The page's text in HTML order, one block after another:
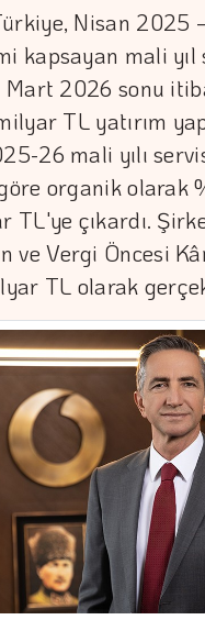
Nisan 2025
kapsayan mali yıl
Mart 2026 sonu
TL yatırım
26 mali yılı
organik olarak
TL'ye çıkardı.
ve Vergi Öncesi
TL olarak